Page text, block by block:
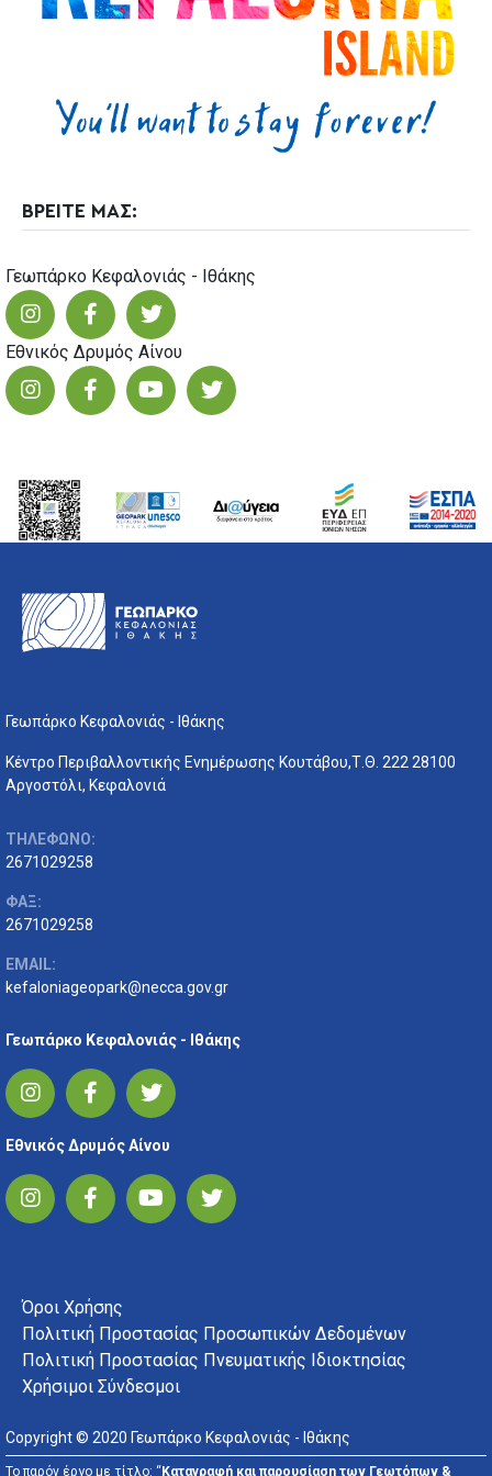
ΒΡΕΙΤΕ ΜΑΣ:
Γεωπάρκο Κεφαλονιάς - Ιθάκης
Εθνικός Δρυμός Αίνου
Γεωπάρκο Κεφαλονιάς - Ιθάκης
Κέντρο Περιβαλλοντικής Ενημέρωσης Κουτάβου,Τ.Θ. 222 28100
Αργοστόλι, Κεφαλονιά
ΤΗΛΕΦΩΝΟ:
2671029258
ΦΑΞ:
2671029258
EMAIL:
kefaloniageopark@necca.gov.gr
Γεωπάρκο Κεφαλονιάς - Ιθάκης
Εθνικός Δρυμός Αίνου
FOOTER MENU
Όροι Χρήσης
Πολιτική Προστασίας Προσωπικών Δεδομένων
Πολιτική Προστασίας Πνευματικής Ιδιοκτησίας
Χρήσιμοι Σύνδεσμοι
Copyright © 2020 Γεωπάρκο Κεφαλονιάς - Ιθάκης
Το παρόν έργο με τίτλο: “ Καταγραφή και παρουσίαση των Γεωτόπων &